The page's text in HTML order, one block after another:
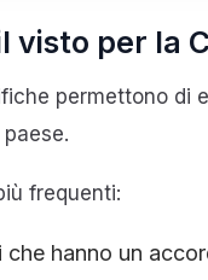
visto per la
permettono di
frequenti:
che hanno un